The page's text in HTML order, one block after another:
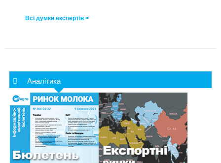
Всі думки експертів >
Аналітика